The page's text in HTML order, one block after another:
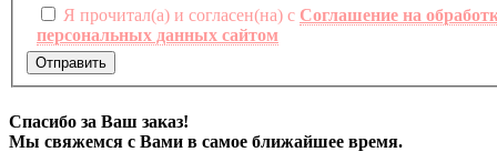
Я прочитал(а) и согласен(на) с Соглашение на
персональных данных сайтом
Отправить
Спасибо за Ваш заказ!
Мы свяжемся с Вами в самое ближайшее время.